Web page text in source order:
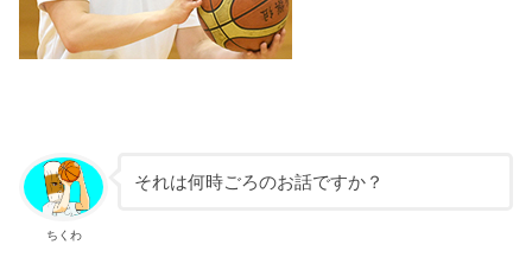
ちくわ
それは何時ごろのお話ですか？